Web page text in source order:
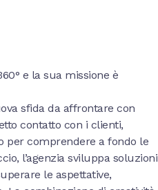
e la sua missione è
sfida da affrontare con
contatto con i clienti,
per comprendere a fondo le
l’agenzia sviluppa soluzioni
le aspettative,